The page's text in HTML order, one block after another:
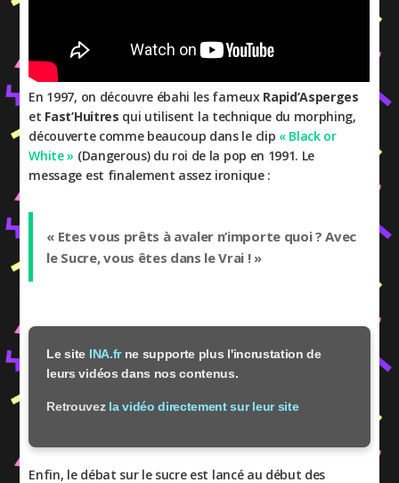
En 1997, on découvre ébahi les fameux Rapid’Asperges
et Fast’Huitres qui utilisent la technique du morphing,
découverte comme beaucoup dans le clip « Black or
White » (Dangerous) du roi de la pop en 1991. Le
message est finalement assez ironique :
« Etes vous prêts à avaler n’importe quoi ? Avec
le Sucre, vous êtes dans le Vrai ! »
Le site INA.frne supporte plus l'incrustation de
leurs vidéos dans nos contenus.
Retrouvez la vidéo directement sur leur site
Enfin, le débat sur le sucre est lancé au début des